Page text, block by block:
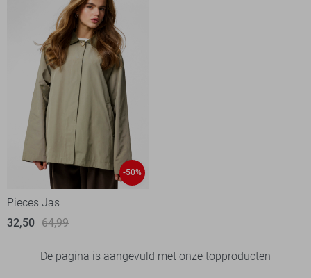
-50%
Pieces Jas
32,50 64,99
De pagina is aangevuld met onze topproducten